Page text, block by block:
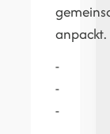
anpackt.
-
-
-